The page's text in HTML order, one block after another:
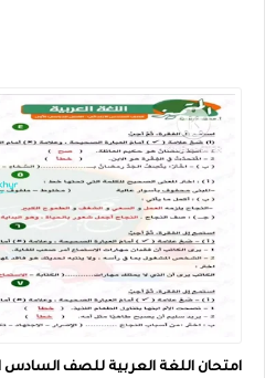
امتحان اللغة العربية للصف السادس الابتدائي 2024